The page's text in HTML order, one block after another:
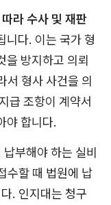
라 수사 및 재판
니다. 이는 국가 형
을 방지하고 의뢰
서 형사 사건을 의
급 조항이 계약서
야 합니다.
부해야 하는 실비
수할 때 법원에 납
. 인지대는 청구